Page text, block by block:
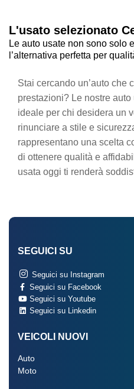
L'usato selezionato
Le auto usate non sono solo
l’alternativa perfetta per
Stai cercando un’auto che
prestazioni? Le nostre
ideale per chi desidera un
rinunciare a stile e
rappresentano una scelta
di ottenere qualità e
usata oggi ti renderà
SEGUICI SU
Seguici su Instagram
Seguici su Facebook
Seguici su Youtube
Seguici su Linkedin
VEICOLI NUOVI
Auto
Moto